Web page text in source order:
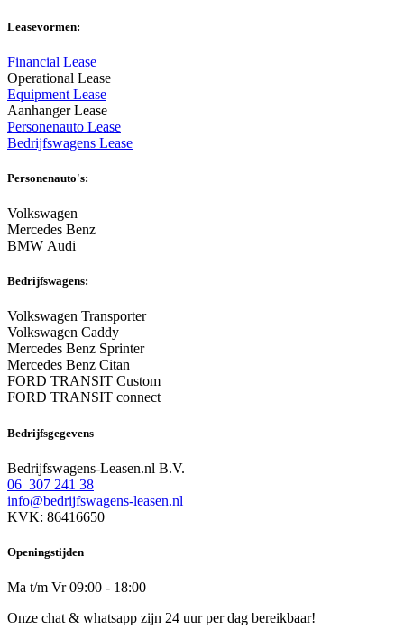
Leasevormen:
Financial Lease
Operational Lease
Equipment Lease
Aanhanger Lease
Personenauto Lease
Bedrijfswagens Lease
Personenauto's:
Volkswagen
Mercedes Benz
BMW Audi
Bedrijfswagens:
Volkswagen Transporter
Volkswagen Caddy
Mercedes Benz Sprinter
Mercedes Benz Citan
FORD TRANSIT Custom
FORD TRANSIT connect
Bedrijfsgegevens
Bedrijfswagens-Leasen.nl B.V.
06 307 241 38
info@bedrijfswagens-leasen.nl
KVK: 86416650
Openingstijden
Ma t/m Vr 09:00 - 18:00
Onze chat & whatsapp zijn 24 uur per dag bereikbaar!